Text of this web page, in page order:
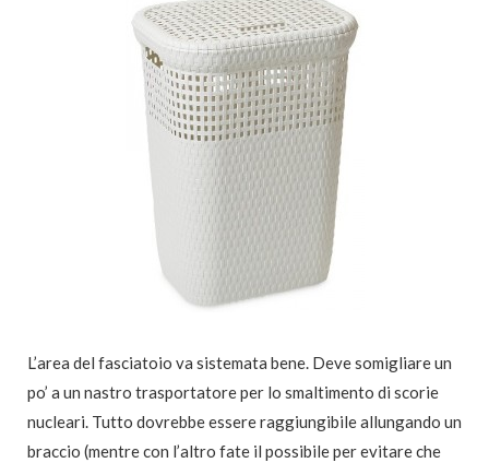
L’area del fasciatoio va sistemata bene. Deve somigliare un
po’ a un nastro trasportatore per lo smaltimento di scorie
nucleari. Tutto dovrebbe essere raggiungibile allungando un
braccio (mentre con l’altro fate il possibile per evitare che